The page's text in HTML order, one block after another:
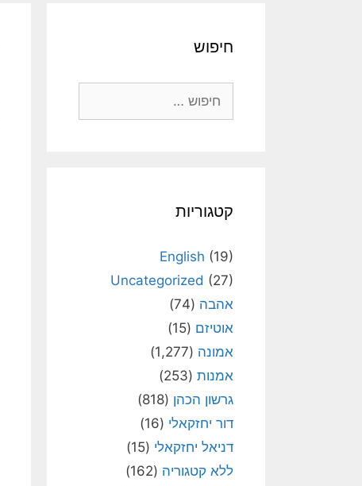
חיפוש
קטגוריות
English (19)
Uncategorized (27)
אהבה (74)
אוטיזם (15)
אמונה (1,277)
אמנות (253)
גרשון הכהן (818)
דור יחזקאלי (16)
דניאל יחזקאלי (15)
ללא קטגוריה (162)